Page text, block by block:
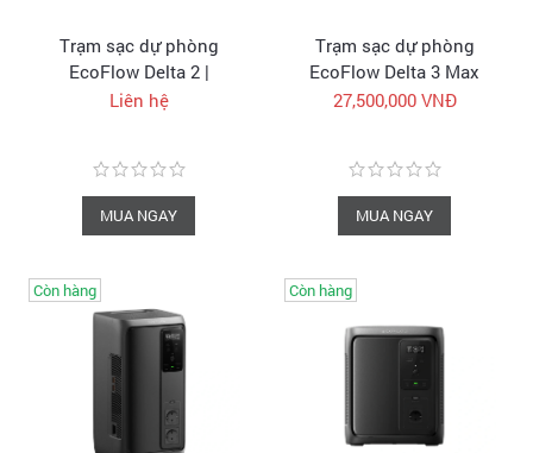
Trạm sạc dự phòng
EcoFlow Delta 2 |
1024Wh 1800W | Trạm
Liên hệ
MUA NGAY
Trạm sạc dự phòng
EcoFlow Delta 3 Max
Plus | 2048Wh 3000W |
27,500,000 VNĐ
MUA NGAY
Còn hàng Còn hàng